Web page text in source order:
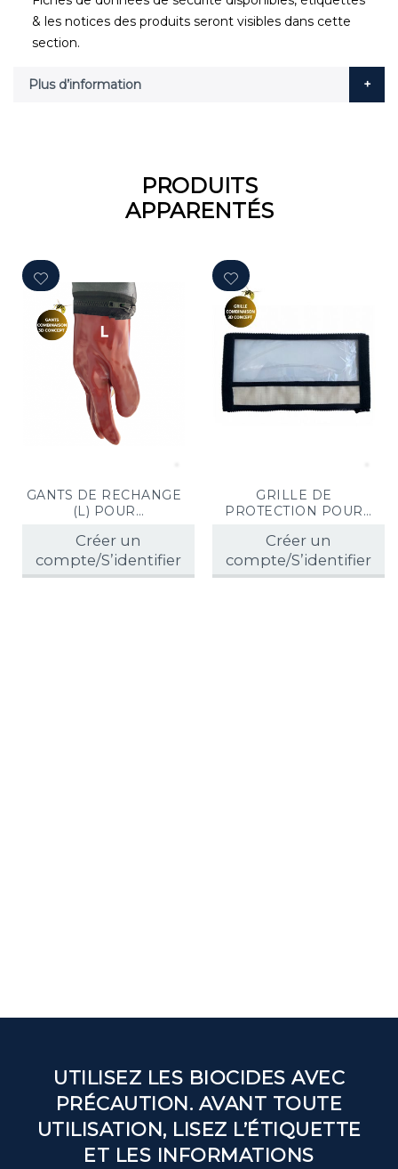
& les notices des produits seront visibles dans cette
section.
Plus d’information
PRODUITS
APPARENTÉS
GANTS DE RECHANGE
(L) POUR
GUÊPES FRELONS 3D
CONCEPT
Créer un
compte/S’identifier
GRILLE DE
PROTECTION POUR
GUÊPES FRELONS 3D
CONCEPT
Créer un
compte/S’identifier
UTILISEZ LES BIOCIDES AVEC
PRÉCAUTION. AVANT TOUTE
UTILISATION, LISEZ L’ÉTIQUETTE
ET LES INFORMATIONS